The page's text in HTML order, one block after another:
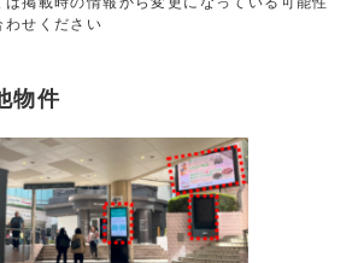
わせください
物件